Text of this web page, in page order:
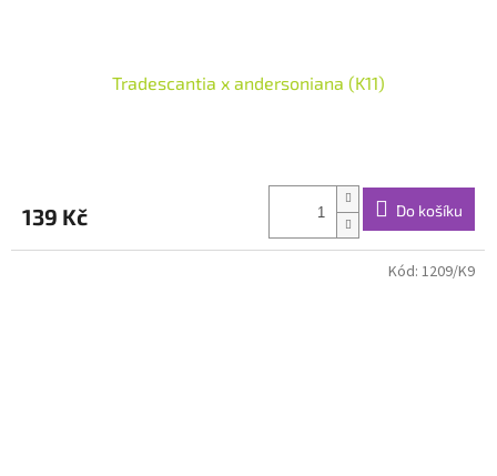
Tradescantia x andersoniana (K11)
139 Kč Do košíku
Kód: 1209/K9